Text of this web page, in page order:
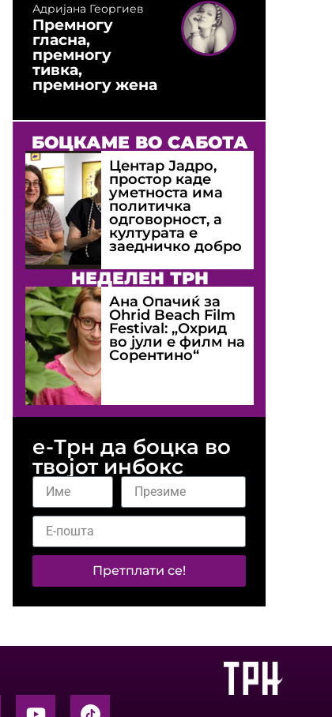
Адријана Георгиев
Премногу
гласна,
премногу
тивка,
премногу жена
БОЦКАМЕ ВО САБОТА
Центар Јадро,
простор каде
уметноста има
политичка
одговорност, а
културата е
заедничко добро
НЕДЕЛЕН ТРН
Ана Опачиќ за
Оhrid Beach Film
Festival: „Охрид
во јули е филм на
Сорентино“
е-Трн да боцка во
твојот инбокс
Претплати се!